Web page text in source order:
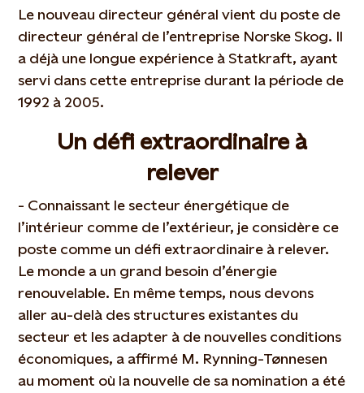
Le nouveau directeur général vient du poste de
directeur général de l’entreprise Norske Skog. Il
a déjà une longue expérience à Statkraft, ayant
servi dans cette entreprise durant la période de
1992 à 2005.
Un défi extraordinaire à
relever
- Connaissant le secteur énergétique de
l’intérieur comme de l’extérieur, je considère ce
poste comme un défi extraordinaire à relever.
Le monde a un grand besoin d’énergie
renouvelable. En même temps, nous devons
aller au-delà des structures existantes du
secteur et les adapter à de nouvelles conditions
économiques, a affirmé M. Rynning-Tønnesen
au moment où la nouvelle de sa nomination a été